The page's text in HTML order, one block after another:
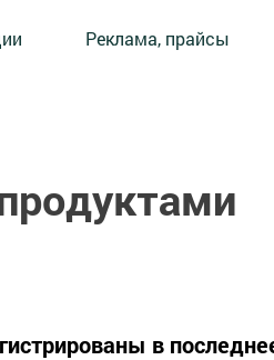
Реклама, прайсы
в